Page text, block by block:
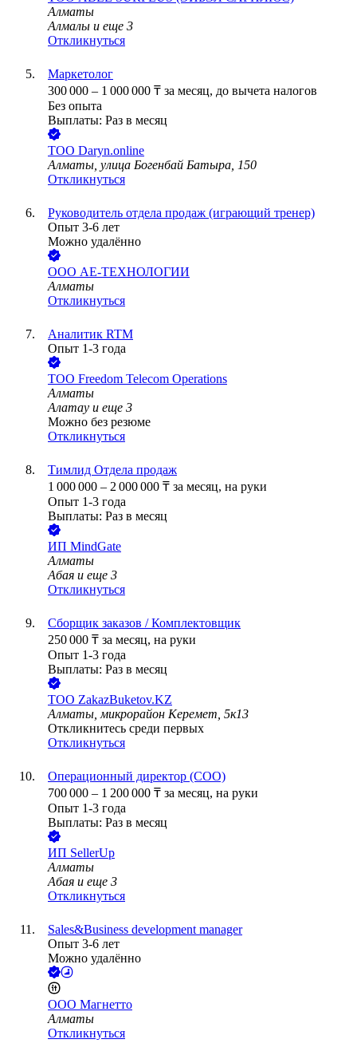
Алматы
Алмалы и еще 3
Откликнуться
Маркетолог
300 000 – 1 000 000 ₸ за месяц, до вычета налогов
Без опыта
Выплаты: Раз в месяц
ТОО Daryn.online
Алматы, улица Богенбай Батыра, 150
Откликнуться
Руководитель отдела продаж (играющий тренер)
Опыт 3-6 лет
Можно удалённо
ООО АЕ-ТЕХНОЛОГИИ
Алматы
Откликнуться
Аналитик RTM
Опыт 1-3 года
ТОО Freedom Telecom Operations
Алматы
Алатау и еще 3
Можно без резюме
Откликнуться
Тимлид Отдела продаж
1 000 000 – 2 000 000 ₸ за месяц, на руки
Опыт 1-3 года
Выплаты: Раз в месяц
ИП MindGate
Алматы
Абая и еще 3
Откликнуться
Сборщик заказов / Комплектовщик
250 000 ₸ за месяц, на руки
Опыт 1-3 года
Выплаты: Раз в месяц
ТОО ZakazBuketov.KZ
Алматы, микрорайон Керемет, 5к13
Откликнитесь среди первых
Откликнуться
Операционный директор (COO)
700 000 – 1 200 000 ₸ за месяц, на руки
Опыт 1-3 года
Выплаты: Раз в месяц
ИП SellerUp
Алматы
Абая и еще 3
Откликнуться
Sales&Business development manager
Опыт 3-6 лет
Можно удалённо
ООО Магнетто
Алматы
Откликнуться